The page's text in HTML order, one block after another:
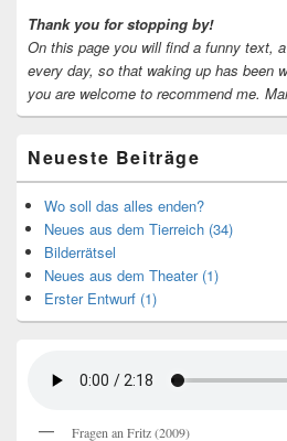
Thank you for stopping by!
On this page you will find a funny text,
every day, so that waking up has been
you are welcome to recommend me.
Neueste Beiträge
Wo soll das alles enden?
Neues aus dem Tierreich (34)
Bilderrätsel
Neues aus dem Theater (1)
Erster Entwurf (1)
Fragen an Fritz (2009)